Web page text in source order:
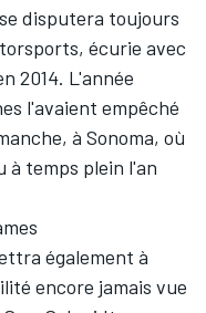
disputera toujours
écurie avec
2014. L'année
l'avaient empêché
à Sonoma, où
à temps plein l'an
également à
encore jamais vue